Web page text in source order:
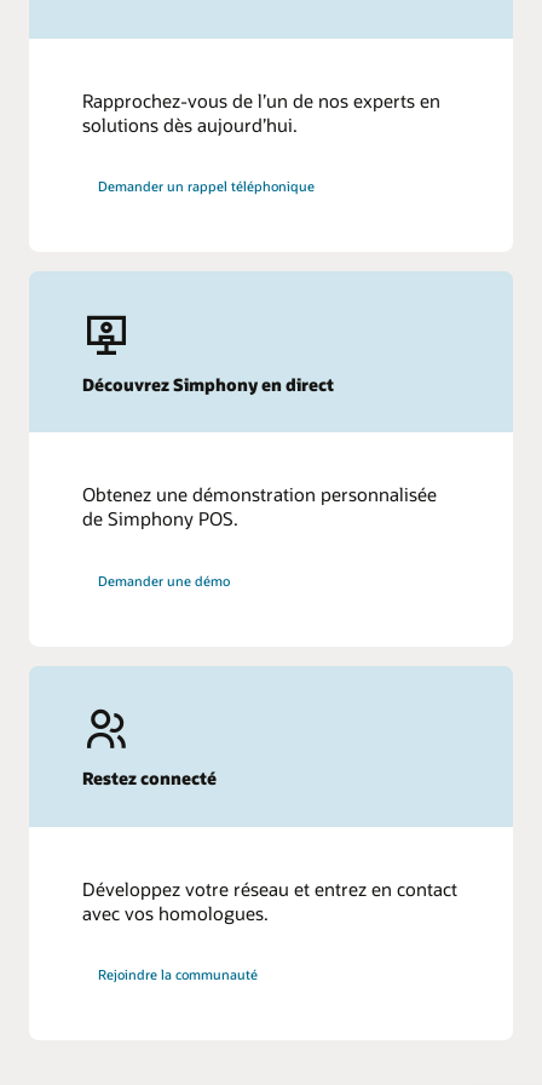
services de restauration du marché en toute simplicité.
Rapprochez-vous de l’un de nos experts en
solutions dès aujourd’hui.
Demander un rappel téléphonique
Découvrez Simphony en direct
Obtenez une démonstration personnalisée
de Simphony POS.
Demander une démo
Restez connecté
Développez votre réseau et entrez en contact
avec vos homologues.
Rejoindre la communauté